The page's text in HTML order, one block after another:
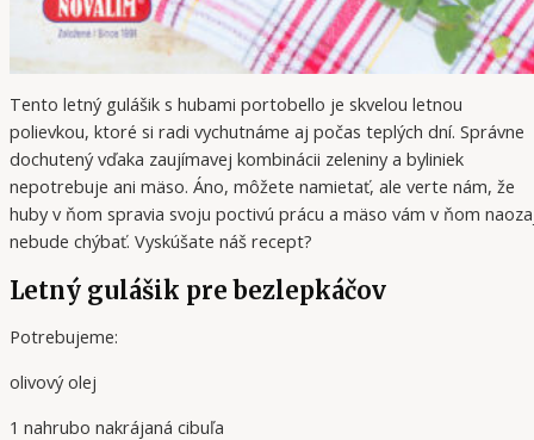
Tento letný gulášik s hubami portobello je skvelou letnou
polievkou, ktoré si radi vychutnáme aj počas teplých dní. Správne
dochutený vďaka zaujímavej kombinácii zeleniny a byliniek
nepotrebuje ani mäso. Áno, môžete namietať, ale verte nám, že
huby v ňom spravia svoju poctivú prácu a mäso vám v ňom
nebude chýbať. Vyskúšate náš recept?
Letný gulášik pre bezlepkáčov
Potrebujeme:
olivový olej
1 nahrubo nakrájaná cibuľa